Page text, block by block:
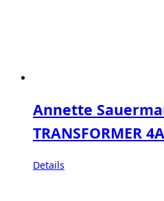
Annette
TRANSFORMER 4A
Details